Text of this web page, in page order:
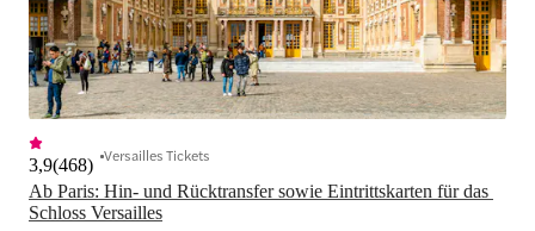
Ab Paris: Hin- und Rücktransfer sowie Eintrittskarten für das
Schloss Versailles
3,9(468) Versailles Tickets